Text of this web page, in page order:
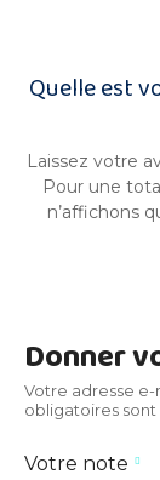
Quelle est
Laissez votre
Pour une
n’affichons
Donner
Votre adresse e-
obligatoires sont
Votre note